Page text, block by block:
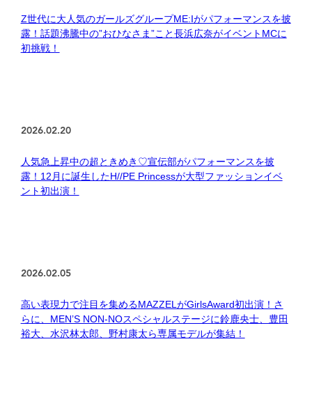
Z世代に大人気のガールズグループME:Iがパフォーマンスを披
露！話題沸騰中の”おひなさま”こと長浜広奈がイベントMCに
初挑戦！
2026.02.20
人気急上昇中の超ときめき♡宣伝部がパフォーマンスを披
露！12月に誕生したH//PE Princessが大型ファッションイベ
ント初出演！
2026.02.05
高い表現力で注目を集めるMAZZELがGirlsAward初出演！さ
らに、MEN’S NON-NOスペシャルステージに鈴鹿央士、豊田
裕大、水沢林太郎、野村康太ら専属モデルが集結！